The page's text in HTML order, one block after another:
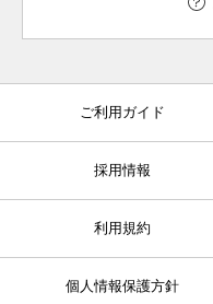
ご利用ガイド
採用情報
利用規約
個人情報保護方針